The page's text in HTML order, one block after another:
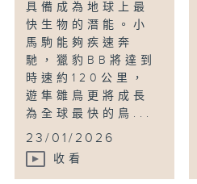
具備成為地球上最
快生物的潛能。小
馬駒能夠疾速奔
馳，獵豹BB將達到
時速約120公里，
遊隼雛鳥更將成長
為全球最快的鳥...
23/01/2026
收看